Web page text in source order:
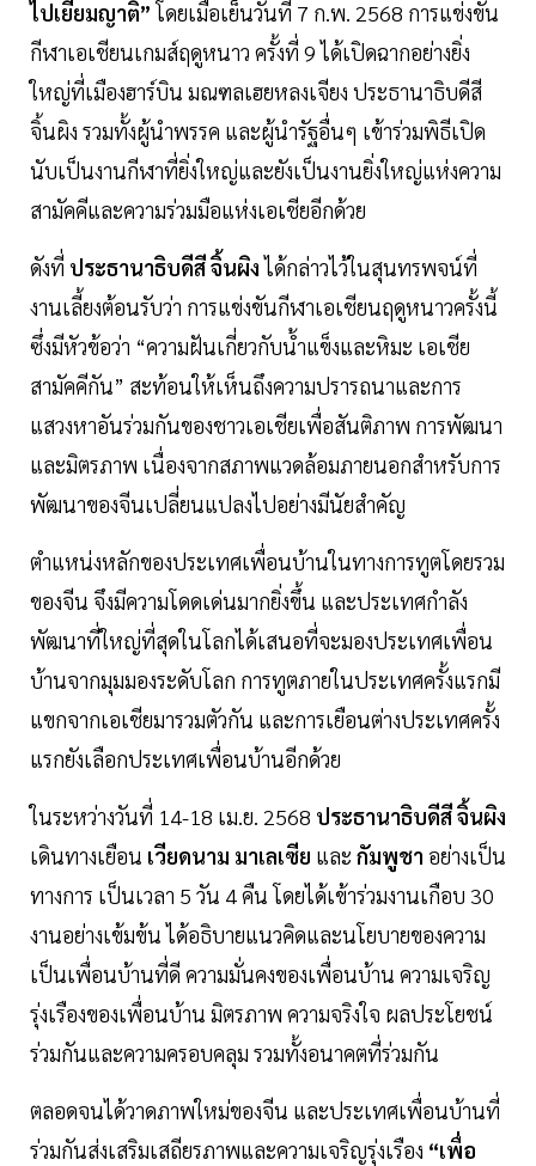
ไปเยี่ยมญาติ”โดยเมื่อเย็นวันที่ 7 ก.พ. 2568 การแข่งขัน
กีฬาเอเชียนเกมส์ฤดูหนาว ครั้งที่ 9 ได้เปิดฉากอย่างยิ่ง
ใหญ่ที่เมืองฮาร์บิน มณฑลเฮยหลงเจียง ประธานาธิบดีสี
จิ้นผิง รวมทั้งผู้นำพรรค และผู้นำรัฐอื่นๆ เข้าร่วมพิธีเปิด
นับเป็นงานกีฬาที่ยิ่งใหญ่และยังเป็นงานยิ่งใหญ่แห่งความ
สามัคคีและความร่วมมือแห่งเอเชียอีกด้วย
ดังที่ ประธานาธิบดีสี จิ้นผิงได้กล่าวไว้ในสุนทรพจน์ที่
งานเลี้ยงต้อนรับว่า การแข่งขันกีฬาเอเชียนฤดูหนาวครั้งนี้
ซึ่งมีหัวข้อว่า “ความฝันเกี่ยวกับน้ำแข็งและหิมะ เอเชีย
สามัคคีกัน” สะท้อนให้เห็นถึงความปรารถนาและการ
แสวงหาอันร่วมกันของชาวเอเชียเพื่อสันติภาพ การพัฒนา
และมิตรภาพ เนื่องจากสภาพแวดล้อมภายนอกสำหรับการ
พัฒนาของจีนเปลี่ยนแปลงไปอย่างมีนัยสำคัญ
ตำแหน่งหลักของประเทศเพื่อนบ้านในทางการทูตโดยรวม
ของจีน จึงมีความโดดเด่นมากยิ่งขึ้น และประเทศกำลัง
พัฒนาที่ใหญ่ที่สุดในโลกได้เสนอที่จะมองประเทศเพื่อน
บ้านจากมุมมองระดับโลก การทูตภายในประเทศครั้งแรกมี
แขกจากเอเชียมารวมตัวกัน และการเยือนต่างประเทศครั้ง
แรกยังเลือกประเทศเพื่อนบ้านอีกด้วย
ในระหว่างวันที่ 14-18 เม.ย. 2568 ประธานาธิบดีสี จิ้นผิง
เดินทางเยือน เวียดนาม มาเลเซีย และ กัมพูชา อย่างเป็น
ทางการ เป็นเวลา 5 วัน 4 คืน โดยได้เข้าร่วมงานเกือบ 30
งานอย่างเข้มข้น ได้อธิบายแนวคิดและนโยบายของความ
เป็นเพื่อนบ้านที่ดี ความมั่นคงของเพื่อนบ้าน ความเจริญ
รุ่งเรืองของเพื่อนบ้าน มิตรภาพ ความจริงใจ ผลประโยชน์
ร่วมกันและความครอบคลุม รวมทั้งอนาคตที่ร่วมกัน
ตลอดจนได้วาดภาพใหม่ของจีน และประเทศเพื่อนบ้านที่
ร่วมกันส่งเสริมเสถียรภาพและความเจริญรุ่งเรือง “เพื่อ